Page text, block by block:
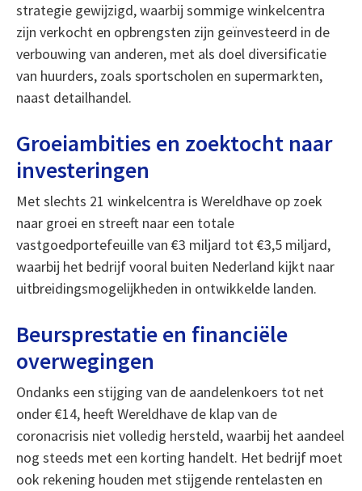
strategie gewijzigd, waarbij sommige winkelcentra
zijn verkocht en opbrengsten zijn geïnvesteerd in de
verbouwing van anderen, met als doel diversificatie
van huurders, zoals sportscholen en supermarkten,
naast detailhandel.
Groeiambities en zoektocht naar
investeringen
Met slechts 21 winkelcentra is Wereldhave op zoek
naar groei en streeft naar een totale
vastgoedportefeuille van €3 miljard tot €3,5 miljard,
waarbij het bedrijf vooral buiten Nederland kijkt naar
uitbreidingsmogelijkheden in ontwikkelde landen.
Beursprestatie en financiële
overwegingen
Ondanks een stijging van de aandelenkoers tot net
onder €14, heeft Wereldhave de klap van de
coronacrisis niet volledig hersteld, waarbij het aandeel
nog steeds met een korting handelt. Het bedrijf moet
ook rekening houden met stijgende rentelasten en